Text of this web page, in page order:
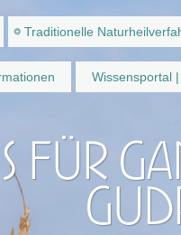
Traditionelle
Wissensportal
für